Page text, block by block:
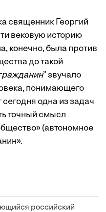
священник Георгий
вековую историю
конечно, была против
до такой
” звучало
понимающего
одна из задач
точный смысл
(автономное
российский